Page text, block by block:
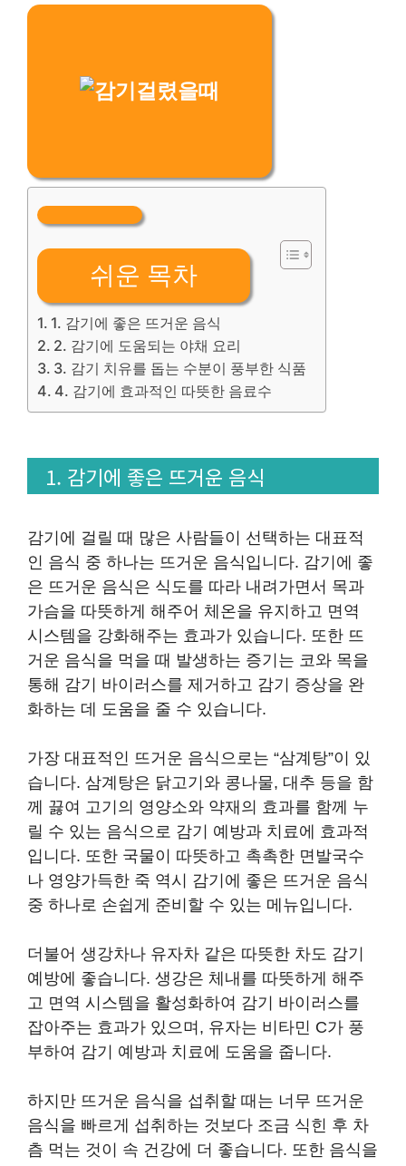
쉬운 목차
1. 감기에 좋은 뜨거운 음식
2. 감기에 도움되는 야채 요리
3. 감기 치유를 돕는 수분이 풍부한 식품
4. 감기에 효과적인 따뜻한 음료수
1. 감기에 좋은 뜨거운 음식
감기에 걸릴 때 많은 사람들이 선택하는 대표적
인 음식 중 하나는 뜨거운 음식입니다. 감기에 좋
은 뜨거운 음식은 식도를 따라 내려가면서 목과
가슴을 따뜻하게 해주어 체온을 유지하고 면역
시스템을 강화해주는 효과가 있습니다. 또한 뜨
거운 음식을 먹을 때 발생하는 증기는 코와 목을
통해 감기 바이러스를 제거하고 감기 증상을 완
화하는 데 도움을 줄 수 있습니다.
가장 대표적인 뜨거운 음식으로는 “삼계탕”이 있
습니다. 삼계탕은 닭고기와 콩나물, 대추 등을 함
께 끓여 고기의 영양소와 약재의 효과를 함께 누
릴 수 있는 음식으로 감기 예방과 치료에 효과적
입니다. 또한 국물이 따뜻하고 촉촉한 면발국수
나 영양가득한 죽 역시 감기에 좋은 뜨거운 음식
중 하나로 손쉽게 준비할 수 있는 메뉴입니다.
더불어 생강차나 유자차 같은 따뜻한 차도 감기
예방에 좋습니다. 생강은 체내를 따뜻하게 해주
고 면역 시스템을 활성화하여 감기 바이러스를
잡아주는 효과가 있으며, 유자는 비타민 C가 풍
부하여 감기 예방과 치료에 도움을 줍니다.
하지만 뜨거운 음식을 섭취할 때는 너무 뜨거운
음식을 빠르게 섭취하는 것보다 조금 식힌 후 차
츰 먹는 것이 속 건강에 더 좋습니다. 또한 음식을